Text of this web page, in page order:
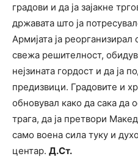
градови и да ја зајакне
државата што ја
Армијата ја
свежа решителност,
нејзината гордост и да ја
предизвици. Градовите и
обновувал како да сака да
трага, да ја претвори
само воена сила туку и
центар. Д.Ст.